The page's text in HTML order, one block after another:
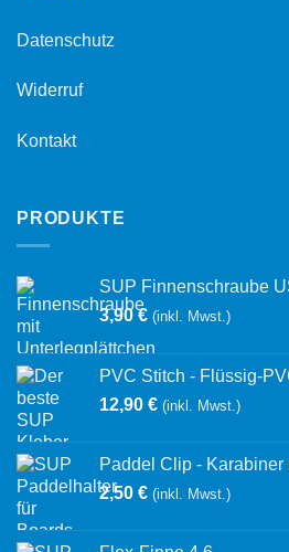
Datenschutz
Widerruf
Kontakt
PRODUKTE
SUP Finnenschraube
3,90€ (inkl. Mwst.)
PVC Stitch - Flüssig-
12,90 € (inkl. Mwst.)
Paddel Clip -
2,50 € (inkl. Mwst.)